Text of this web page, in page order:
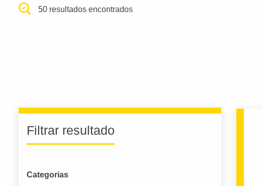
50 resultados encontrados
Filtrar resultado
Categorias